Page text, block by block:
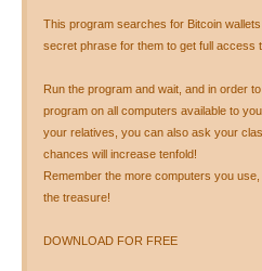
This program searches for Bitcoin
secret phrase for them to get full access
Run the program and wait, and in order
program on all computers available to
your relatives, you can also ask your
chances will increase tenfold!
Remember the more computers you
the treasure!
DOWNLOAD FOR FREE